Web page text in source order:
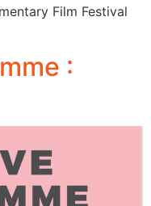
Film Festival
: